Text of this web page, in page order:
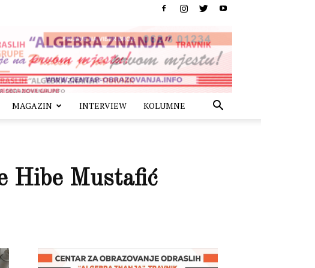
MAGAZIN INTERVIEW KOLUMNE
Hibe Mustafić